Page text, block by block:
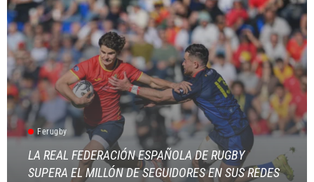
Ferugby
LA REAL FEDERACIÓN ESPAÑOLA DE RUGBY
SUPERA EL MILLÓN DE SEGUIDORES EN SUS REDES